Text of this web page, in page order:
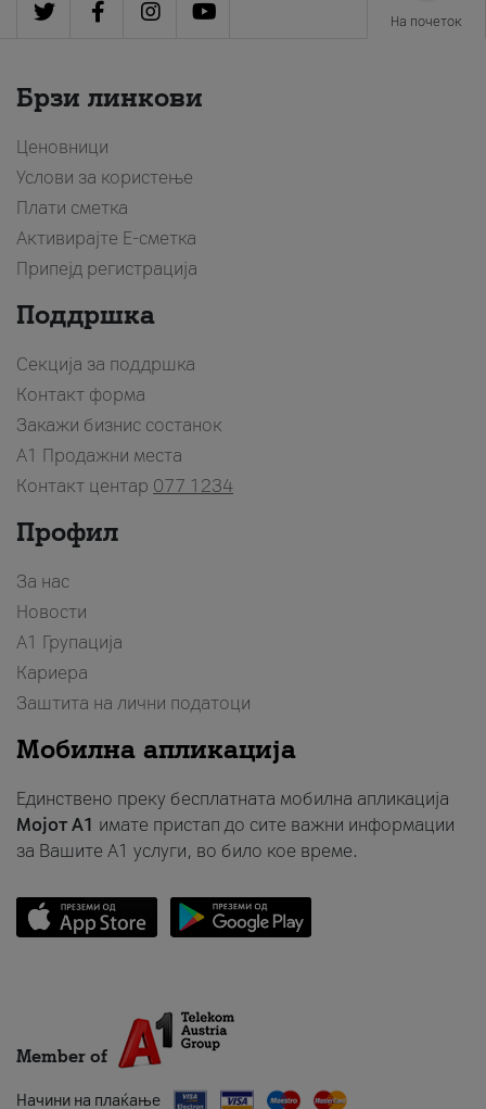
На почеток
Брзи линкови
Ценовници
Услови за користење
Плати сметка
Активирајте Е-сметка
Припејд регистрација
Поддршка
Секција за поддршка
Контакт форма
Закажи бизнис состанок
A1 Продажни места
Контакт центар 077 1234
Профил
За нас
Новости
А1 Групација
Кариера
Заштита на лични податоци
Мобилна апликација
Единствено преку бесплатната мобилна апликација
Мојот A1 имате пристап до сите важни информации
за Вашите A1 услуги, во било кое време.
Member of
Начини на плаќање